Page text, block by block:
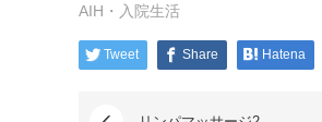
AIH・入院生活
Tweet Share Hatena